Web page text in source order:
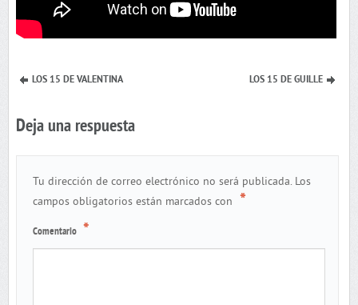
LOS 15 DE VALENTINA LOS 15 DE GUILLE
Deja una respuesta
Tu dirección de correo electrónico no será publicada. Los
campos obligatorios están marcados con *
Comentario *